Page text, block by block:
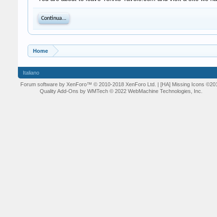
Continua...
Home
Italiano
Forum software by XenForo™ © 2010-2018 XenForo Ltd. | [HA] Missing Icons
Quality Add-Ons by WMTech © 2022 WebMachine Technologies, Inc.